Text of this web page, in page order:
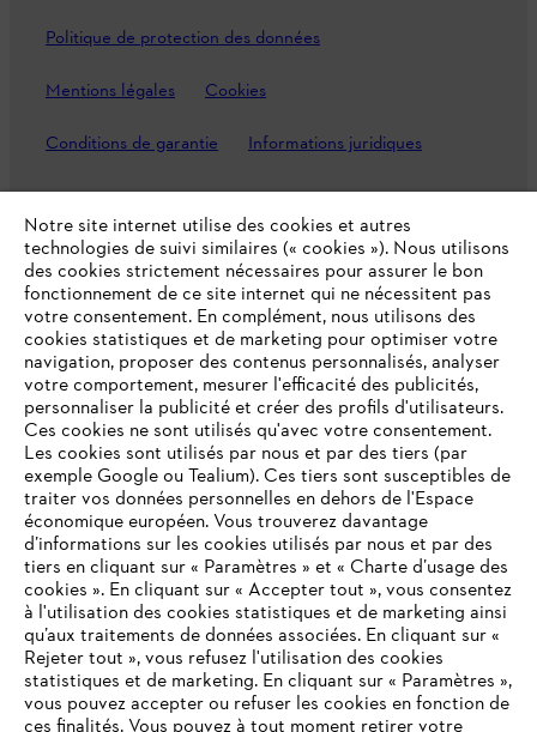
Politique de protection des données
Mentions légales Cookies
Conditions de garantie Informations juridiques
ANDREAS STIHL SAS, 1 rue des Epinettes, ZI Nord de Torcy, 77200
Torcy, France
VOTRE NAVIGATEUR INTERNET
N'EST PLUS PRIS EN CHARGE
Notre site internet utilise des cookies et autres
technologies de suivi similaires (« cookies »). Nous utilisons
des cookies strictement nécessaires pour assurer le bon
fonctionnement de ce site internet qui ne nécessitent pas
votre consentement. En complément, nous utilisons des
cookies statistiques et de marketing pour optimiser votre
navigation, proposer des contenus personnalisés, analyser
votre comportement, mesurer l'efficacité des publicités,
personnaliser la publicité et créer des profils d'utilisateurs.
Ces cookies ne sont utilisés qu'avec votre consentement.
Les cookies sont utilisés par nous et par des tiers (par
exemple Google ou Tealium). Ces tiers sont susceptibles de
traiter vos données personnelles en dehors de l'Espace
économique européen. Vous trouverez davantage
d’informations sur les cookies utilisés par nous et par des
tiers en cliquant sur « Paramètres » et « Charte d’usage des
cookies ». En cliquant sur « Accepter tout », vous consentez
à l'utilisation des cookies statistiques et de marketing ainsi
qu’aux traitements de données associées. En cliquant sur «
Rejeter tout », vous refusez l'utilisation des cookies
statistiques et de marketing. En cliquant sur « Paramètres »,
vous pouvez accepter ou refuser les cookies en fonction de